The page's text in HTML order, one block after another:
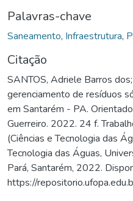
Palavras-chave
Saneamento, Infraestrutura,
Citação
SANTOS, Adriele Barros
gerenciamento de resíduos
em Santarém - PA.
Guerreiro. 2022. 24 f.
(Ciências e Tecnologia das
Tecnologia das Águas,
Pará, Santarém, 2022.
https://